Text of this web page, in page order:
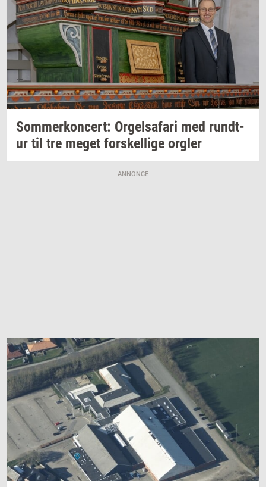
Som­mer­kon­cert: Or­gel­s­a­fa­ri med rund­t­
ur til tre meget for­skel­li­ge org­ler
ANNONCE